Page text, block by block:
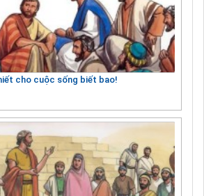
cho cuộc sống biết bao!